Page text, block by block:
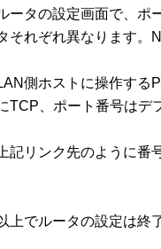
ータの設定画面で、ポ
それぞれ異なります。
側ホストに操作する
TCP、ポート番号はデ
記リンク先のように番
上でルータの設定は終